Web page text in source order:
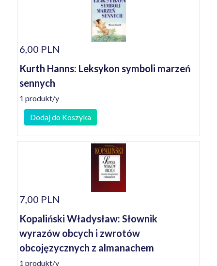
6,00 PLN
Kurth Hanns: Leksykon symboli marzeń
sennych
1 produkt/y
Dodaj do Koszyka
7,00 PLN
Kopaliński Władysław: Słownik
wyrazów obcych i zwrotów
obcojęzycznych z almanachem
1 produkt/y